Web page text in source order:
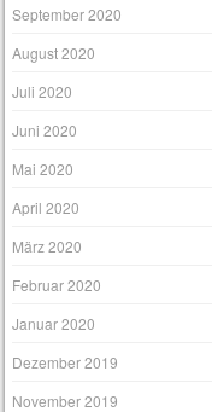
September 2020
August 2020
Juli 2020
Juni 2020
Mai 2020
April 2020
März 2020
Februar 2020
Januar 2020
Dezember 2019
November 2019